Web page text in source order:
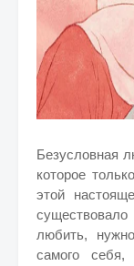
Безусловная
которое
этой
любить,
самого